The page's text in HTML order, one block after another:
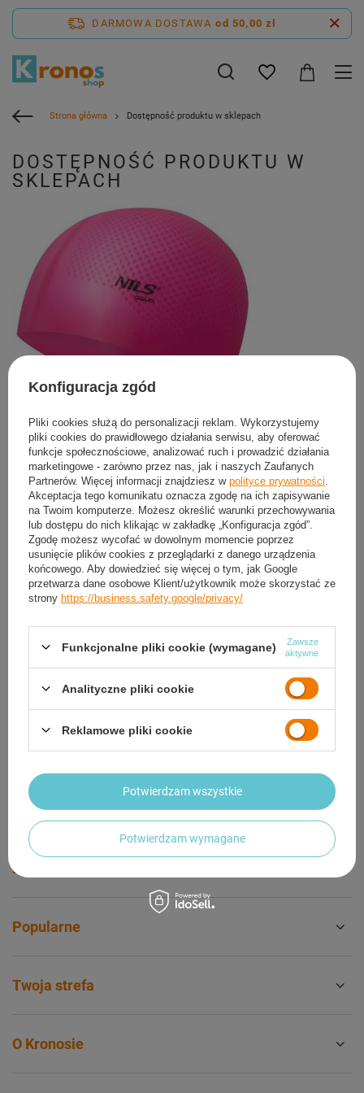
DARMOWA DOSTAWA od 50,00 zł
Strona główna Dostępność produktu w sklepach
DOSTĘPNOŚĆ PRODUKTU W
SKLEPACH
NILS Czepek Pływacki Do Pływania Kąpielowy Na Basen
17,18 zł
Sklep sportowy Kronos
Dostępny
Zamówienia
Status zamówienia
Śledzenie przesyłki
Chcę odstąpić od umowy
Kontakt
Konto
Przydatne informacje
Popularne
Twoja strefa
O Kronosie
Konfiguracja zgód
Pliki cookies służą do personalizacji reklam. Wykorzystujemy
pliki cookies do prawidłowego działania serwisu, aby oferować
funkcje społecznościowe, analizować ruch i prowadzić działania
marketingowe - zarówno przez nas, jak i naszych Zaufanych
Partnerów. Więcej informacji znajdziesz w polityce prywatności
Akceptacja tego komunikatu oznacza zgodę na ich zapisywanie
na Twoim komputerze. Możesz określić warunki przechowywania
lub dostępu do nich klikając w zakładkę „Konfiguracja zgód”.
Zgodę możesz wycofać w dowolnym momencie poprzez
usunięcie plików cookies z przeglądarki z danego urządzenia
końcowego. Aby dowiedzieć się więcej o tym, jak Google
przetwarza dane osobowe Klient/użytkownik może skorzystać ze
strony https://business.safety.google/privacy/
Funkcjonalne pliki cookie (wymagane)
Zawsze
aktywne
Analityczne pliki cookie
Reklamowe pliki cookie
Potwierdzam wymagane
Potwierdzam wszystkie